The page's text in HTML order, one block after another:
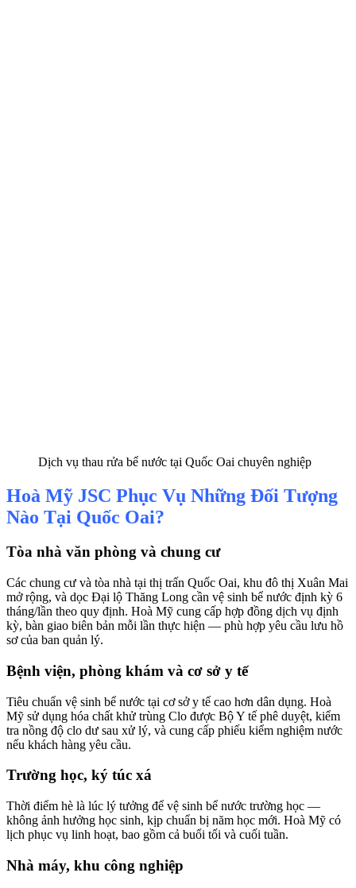
Dịch vụ thau rửa bể nước tại Quốc Oai chuyên nghiệp
Hoà Mỹ JSC Phục Vụ Những Đối Tượng
Nào Tại Quốc Oai?
Tòa nhà văn phòng và chung cư
Các chung cư và tòa nhà tại thị trấn Quốc Oai, khu đô thị Xuân Mai
mở rộng, và dọc Đại lộ Thăng Long cần vệ sinh bể nước định kỳ 6
tháng/lần theo quy định. Hoà Mỹ cung cấp hợp đồng dịch vụ định
kỳ, bàn giao biên bản mỗi lần thực hiện — phù hợp yêu cầu lưu hồ
sơ của ban quản lý.
Bệnh viện, phòng khám và cơ sở y tế
Tiêu chuẩn vệ sinh bể nước tại cơ sở y tế cao hơn dân dụng. Hoà
Mỹ sử dụng hóa chất khử trùng Clo được Bộ Y tế phê duyệt, kiểm
tra nồng độ clo dư sau xử lý, và cung cấp phiếu kiểm nghiệm nước
nếu khách hàng yêu cầu.
Trường học, ký túc xá
Thời điểm hè là lúc lý tưởng để vệ sinh bể nước trường học —
không ảnh hưởng học sinh, kịp chuẩn bị năm học mới. Hoà Mỹ có
lịch phục vụ linh hoạt, bao gồm cả buổi tối và cuối tuần.
Nhà máy, khu công nghiệp